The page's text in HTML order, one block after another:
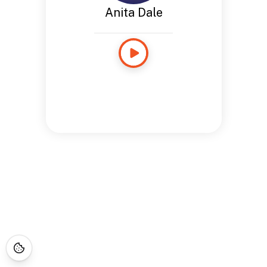
Anita Dale